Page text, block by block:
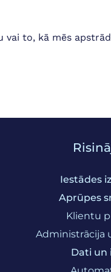
to, kā mēs
Iestādes
Aprūpes
Klientu
Administrācija
Dati un